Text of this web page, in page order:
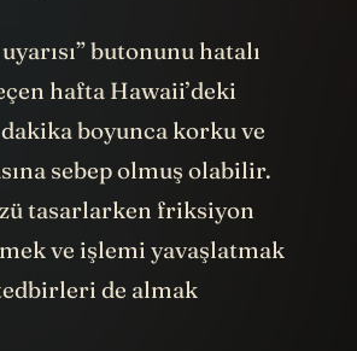
butonunu hatalı
hafta Hawaii’deki
boyunca korku ve
sebep olmuş olabilir.
tasarlarken friksiyon
ve işlemi yavaşlatmak
de almak